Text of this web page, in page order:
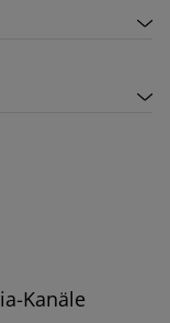
Kanäle